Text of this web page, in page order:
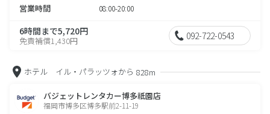
営業時間 08:00-20:00
6時間まで5,720円
免責補償1,430円 092-722-0543
ホテル イル・パラッツォから 828m
バジェットレンタカー博多祇園店
福岡市博多区博多駅前2-11-19